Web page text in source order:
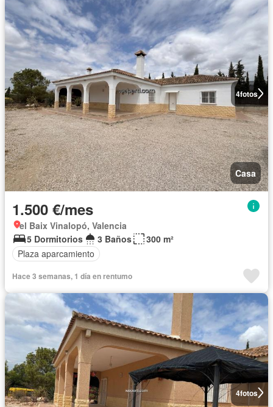
4fotos
Casa
1.500 €/mes
el Baix Vinalopó, Valencia
5 Dormitorios
3 Baños
300 m²
Plaza aparcamiento
Hace 3 semanas, 1 día en rentumo
4fotos